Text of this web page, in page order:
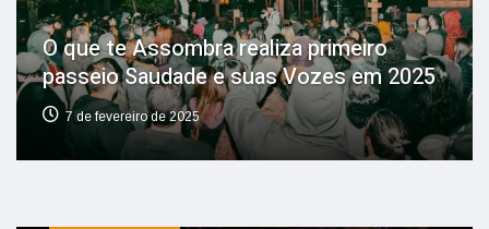
O que te Assombra realiza primeiro
passeio Saudade e suas Vozes em 2025
7 de fevereiro de 2025